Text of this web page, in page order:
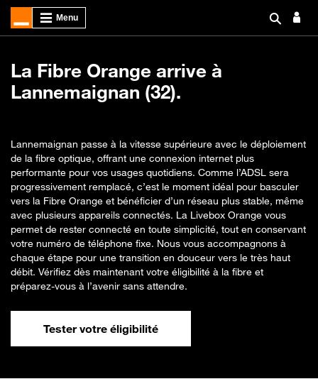
La Fibre Orange arrive à
Lannemaignan (32).
Lannemaignan passe à la vitesse supérieure avec le déploiement
de la fibre optique, offrant une connexion internet plus
performante pour vos usages quotidiens. Comme l’ADSL sera
progressivement remplacé, c’est le moment idéal pour basculer
vers la Fibre Orange et bénéficier d’un réseau plus stable, même
avec plusieurs appareils connectés. La Livebox Orange vous
permet de rester connecté en toute simplicité, tout en conservant
votre numéro de téléphone fixe. Nous vous accompagnons à
chaque étape pour une transition en douceur vers le très haut
débit. Vérifiez dès maintenant votre éligibilité à la fibre et
préparez-vous à l’avenir sans attendre.
Tester votre éligibilité